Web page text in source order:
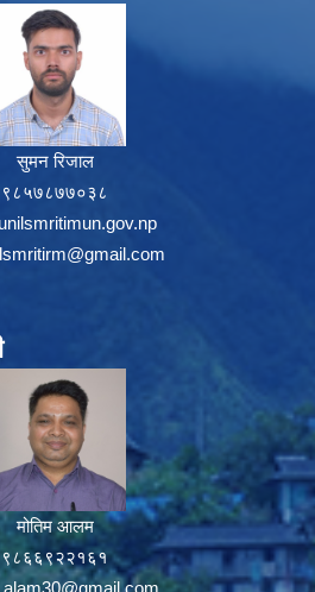
सुमन रिजाल
९८५७८७७०३८
मोतिम आलम
९८६६९२२१६१